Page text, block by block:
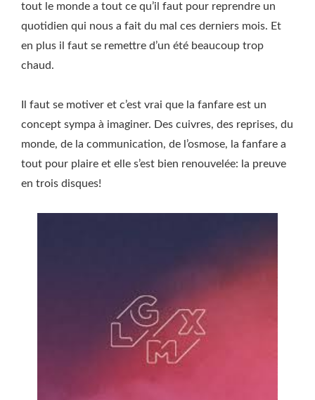
tout le monde a tout ce qu’il faut pour reprendre un
quotidien qui nous a fait du mal ces derniers mois. Et
en plus il faut se remettre d’un été beaucoup trop
chaud.
Il faut se motiver et c’est vrai que la fanfare est un
concept sympa à imaginer. Des cuivres, des reprises, du
monde, de la communication, de l’osmose, la fanfare a
tout pour plaire et elle s’est bien renouvelée: la preuve
en trois disques!